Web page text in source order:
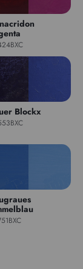
Blockx